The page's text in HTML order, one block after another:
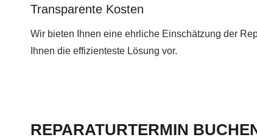
Transparente Kosten
Wir bieten Ihnen eine ehrliche Einschätzung der
Ihnen die effizienteste Lösung vor.
REPARATURTERMIN